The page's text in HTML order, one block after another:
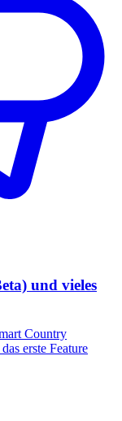
und vieles
Country
erste Feature